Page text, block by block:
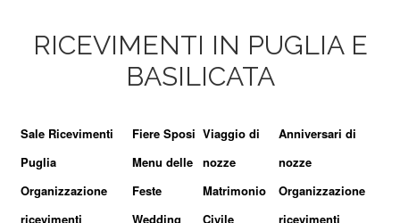
RICEVIMENTI IN PUGLIA E
BASILICATA
Sale Ricevimenti
Puglia
Organizzazione
ricevimenti
Fiere Sposi
Menu delle
Feste
Wedding
Viaggio di
nozze
Matrimonio
Civile
Anniversari di
nozze
Organizzazione
ricevimenti